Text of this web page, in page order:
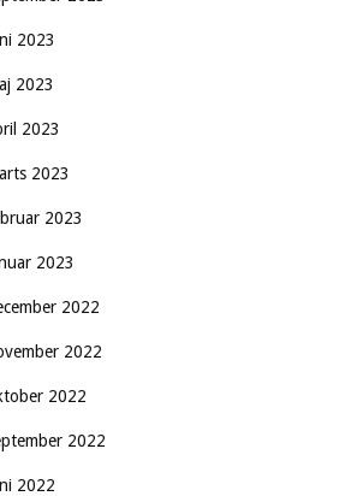
2023
2023
2023
2023
2023
2023
2022
2022
2022
2022
2022